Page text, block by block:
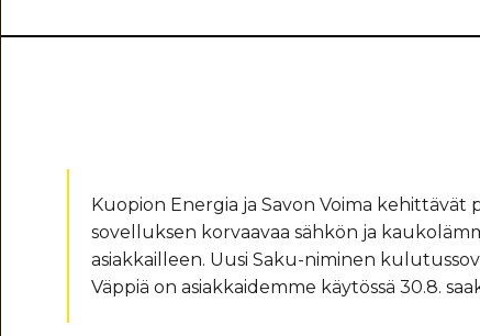
Kuopion Energia ja Savon Voima kehittävät
sovelluksen korvaavaa sähkön ja
asiakkailleen. Uusi Saku-niminen
Väppiä on asiakkaidemme käytössä 30.8.